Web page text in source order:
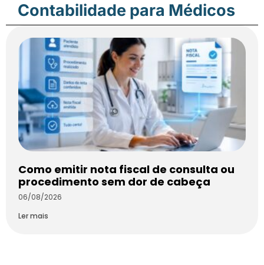
Contabilidade para Médicos
Como emitir nota fiscal de consulta ou
procedimento sem dor de cabeça
06/08/2026
Ler mais